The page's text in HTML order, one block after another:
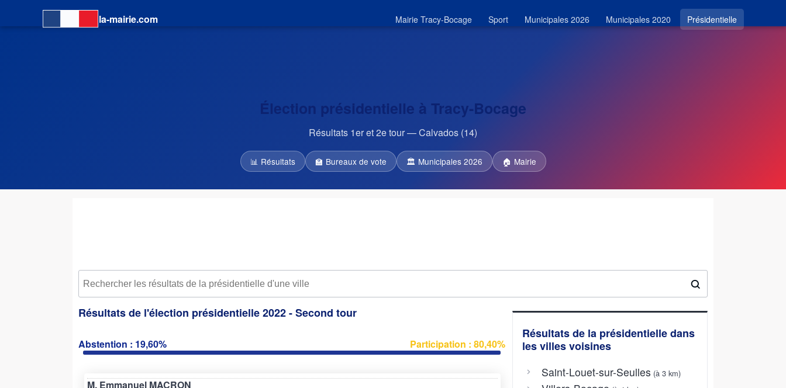
la-mairie.com Mairie Tracy-Bocage Sport Municipales 2026 Municipales 2020 Présidentielle
Élection présidentielle à Tracy-Bocage
Résultats 1er et 2e tour — Calvados (14)
📊 Résultats 🏫 Bureaux de vote 🏛 Municipales 2026 🏠 Mairie
Résultats de l'élection présidentielle 2022 - Second tour
Abstention : 19,60% Participation : 80,40%
M. Emmanuel MACRON
Résultats de la présidentielle dans
les villes voisines
Saint-Louet-sur-Seulles (à 3 km)